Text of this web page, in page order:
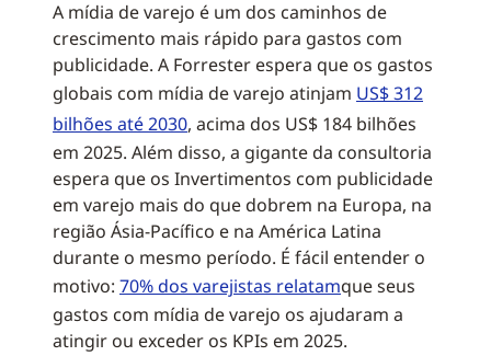
A mídia de varejo é um dos caminhos de
crescimento mais rápido para gastos com
publicidade. A Forrester espera que os gastos
globais com mídia de varejo atinjam US$ 312
bilhões até 2030, acima dos US$ 184 bilhões
em 2025. Além disso, a gigante da consultoria
espera que os Invertimentos com publicidade
em varejo mais do que dobrem na Europa, na
região Ásia-Pacífico e na América Latina
durante o mesmo período. É fácil entender o
motivo: 70% dos varejistas relatamque seus
gastos com mídia de varejo os ajudaram a
atingir ou exceder os KPIs em 2025.